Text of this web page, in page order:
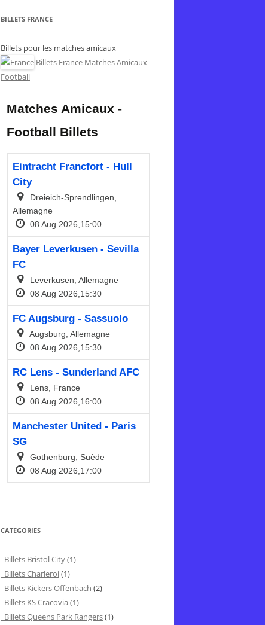
BILLETS FRANCE
Billets pour les matches amicaux
Billets France Matches Amicaux
Football
CATEGORIES
Billets Bristol City(1)
Billets Charleroi(1)
Billets Kickers Offenbach (2)
Billets KS Cracovia (1)
Billets Queens Park Rangers(1)